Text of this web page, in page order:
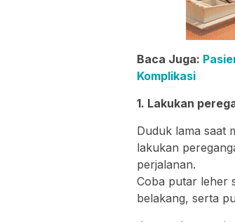
Baca Juga:
Komplikasi
1. Lakukan
Duduk lama saat
lakukan
perjalanan.
Coba putar leher
belakang, serta